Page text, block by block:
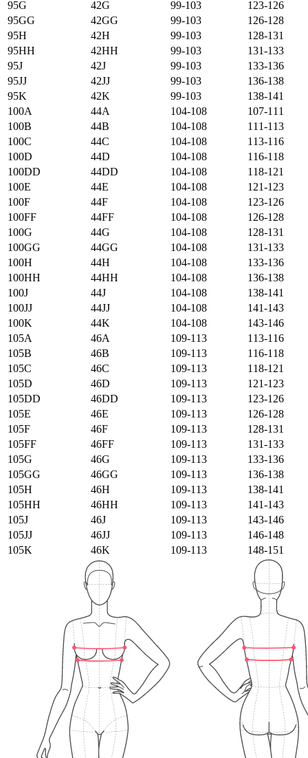
95G
42G 99-103
123-126
95GG
42GG 99-103
126-128
95H
42H 99-103
128-131
95HH
42HH 99-103
131-133
95J
42J 99-103
133-136
95JJ
42JJ 99-103
136-138
95K
42K 99-103
138-141
100А
44А 104-108
107-111
100B
44B 104-108
111-113
100C
44C 104-108
113-116
100D
44D 104-108
116-118
100DD
44DD 104-108
118-121
100E
44E 104-108
121-123
100F
44F 104-108
123-126
100FF
44FF 104-108
126-128
100G
44G 104-108
128-131
100GG
44GG 104-108
131-133
100H
44H 104-108
133-136
100HH
44HH 104-108
136-138
100J
44J 104-108
138-141
100JJ
44JJ 104-108
141-143
100K
44K 104-108
143-146
105А
46А 109-113
113-116
105B
46B 109-113
116-118
105C
46C 109-113
118-121
105D
46D 109-113
121-123
105DD
46DD 109-113
123-126
105E
46E 109-113
126-128
105F
46F 109-113
128-131
105FF
46FF 109-113
131-133
105G
46G 109-113
133-136
105GG
46GG 109-113
136-138
105H
46H 109-113
138-141
105HH
46HH 109-113
141-143
105J
46J 109-113
143-146
105JJ
46JJ 109-113
146-148
105K
46K 109-113 148-151